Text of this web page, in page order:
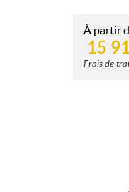
À partir
15
Frais de